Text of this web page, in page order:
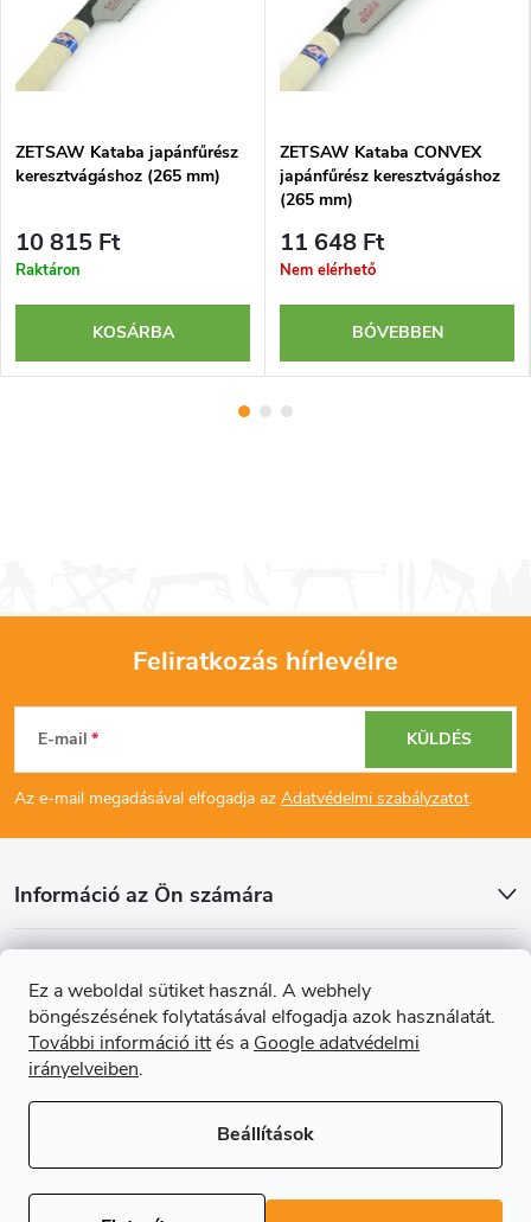
Ez a weboldal sütiket használ. A webhely
böngészésének folytatásával elfogadja azok használatát.
További információ ittés a Google adatvédelmi
irányelveiben.
Beállítások
ZETSAW Kataba japánfűrész
keresztvágáshoz (265 mm)
10 815 Ft
Raktáron
KOSÁRBA
ZETSAW Kataba CONVEX
japánfűrész keresztvágáshoz
(265 mm)
11 648 Ft
Nem elérhető
BŐVEBBEN
L
á
b
é
Feliratkozás hírlevélre
E-mail
Az e-mail megadásával elfogadja az Adatvédelmi szabályzatot.
KÜLDÉS
Információ az Ön számára
Online fizetési lehetőséget biztosítunk
Copyright 2026Regals.hu. Minden jog fenntartva.Süti beállítások
szerkesztése